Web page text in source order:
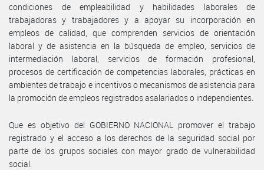
condiciones de empleabilidad y habilidades laborales de
trabajadoras y trabajadores y a apoyar su incorporación en
empleos de calidad, que comprenden servicios de orientación
laboral y de asistencia en la búsqueda de empleo, servicios de
intermediación laboral, servicios de formación profesional,
procesos de certificación de competencias laborales, prácticas en
ambientes de trabajo e incentivos o mecanismos de asistencia para
la promoción de empleos registrados asalariados o independientes.
Que es objetivo del GOBIERNO NACIONAL promover el trabajo
registrado y el acceso a los derechos de la seguridad social por
parte de los grupos sociales con mayor grado de vulnerabilidad
social.